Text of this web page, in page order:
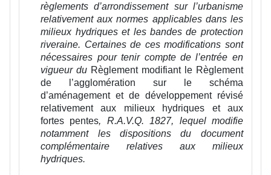
règlements d’arrondissement sur l’urbanisme
relativement aux normes applicables dans les
milieux hydriques et les bandes de protection
riveraine. Certaines de ces modifications sont
nécessaires pour tenir compte de l’entrée en
vigueur du Règlement modifiant le Règlement
de l’agglomération sur le schéma
d’aménagement et de développement révisé
relativement aux milieux hydriques et aux
fortes pentes, R.A.V.Q. 1827, lequel modifie
notamment les dispositions du document
complémentaire relatives aux milieux
hydriques.